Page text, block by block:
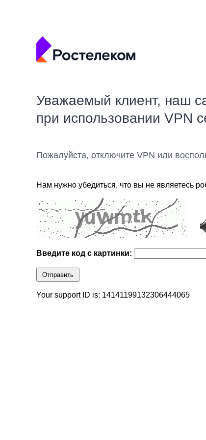
Уважаемый клиент, наш
при использовании VPN
Пожалуйста, отключите VPN или
Нам нужно убедиться, что вы не являетесь
Введите код с картинки:
Отправить
Your support ID is: 14141199132306444065